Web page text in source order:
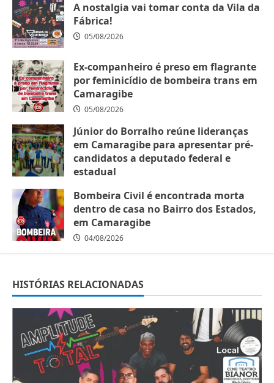
A nostalgia vai tomar conta da Vila da
Fábrica!
05/08/2026
Ex-companheiro é preso em flagrante
por feminicídio de bombeira trans em
Camaragibe
05/08/2026
Júnior do Borralho reúne lideranças
em Camaragibe para apresentar pré-
candidatos a deputado federal e
estadual
Bombeira Civil é encontrada morta
dentro de casa no Bairro dos Estados,
em Camaragibe
04/08/2026
HISTÓRIAS RELACIONADAS